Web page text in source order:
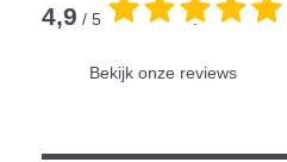
4,9 / 5 .
Bekijk onze reviews